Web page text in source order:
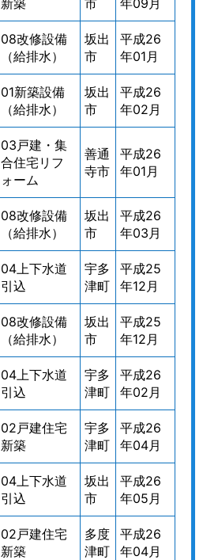
08改修設備
（給排水）
坂出
市
平成26
年01月
01新築設備
（給排水）
坂出
市
平成26
年02月
03戸建・集
合住宅リフ
ォーム
善通
寺市
平成26
年01月
08改修設備
（給排水）
坂出
市
平成26
年03月
04上下水道
引込
宇多
津町
平成25
年12月
08改修設備
（給排水）
坂出
市
平成25
年12月
04上下水道
引込
宇多
津町
平成26
年02月
02戸建住宅
新築
宇多
津町
平成26
年04月
04上下水道
引込
坂出
市
平成26
年05月
02戸建住宅
新築
多度
津町
平成26
年04月